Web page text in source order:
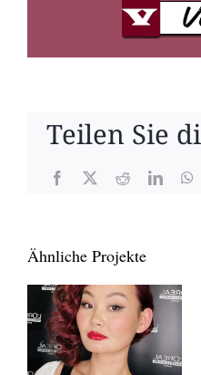
Teilen Sie
Facebook
X Reddit
Ähnliche Projekte